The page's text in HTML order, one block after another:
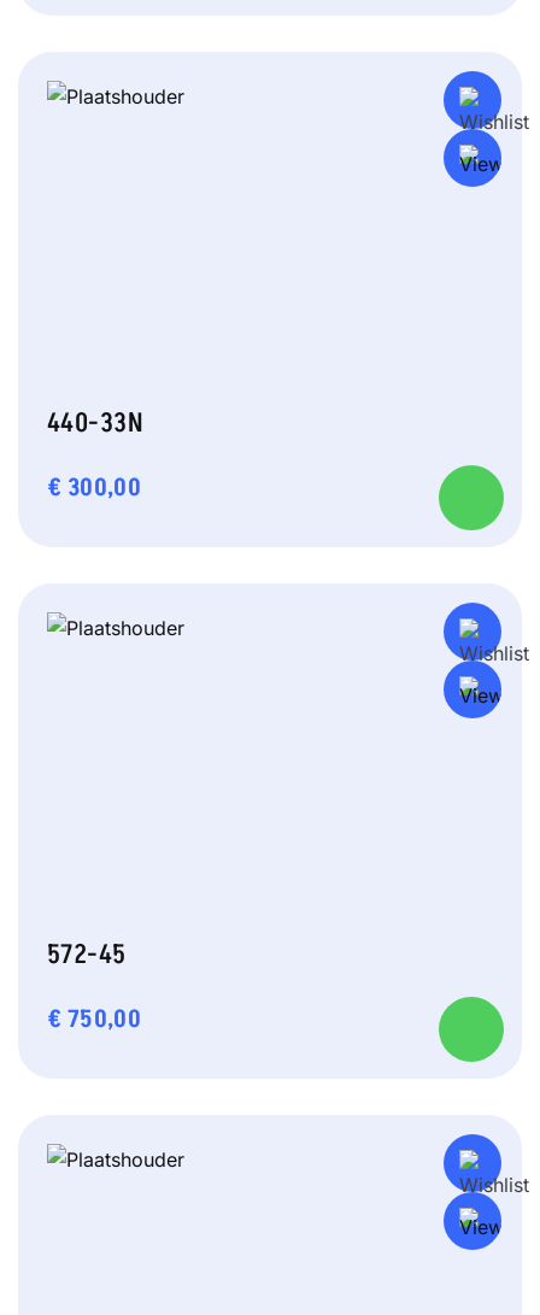
440-33N
€ 300,00
572-45
€ 750,00